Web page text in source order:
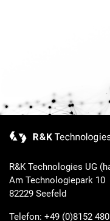
R&K Technologies UG
Am Technologiepark 10
82229 Seefeld
Telefon: +49 (0)8152